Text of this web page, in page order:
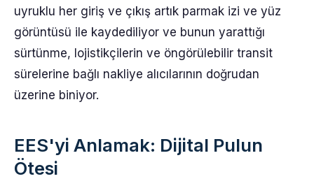
uyruklu her giriş ve çıkış artık parmak izi ve yüz
görüntüsü ile kaydediliyor ve bunun yarattığı
sürtünme, lojistikçilerin ve öngörülebilir transit
sürelerine bağlı nakliye alıcılarının doğrudan
üzerine biniyor.
EES'yi Anlamak: Dijital Pulun
Ötesi